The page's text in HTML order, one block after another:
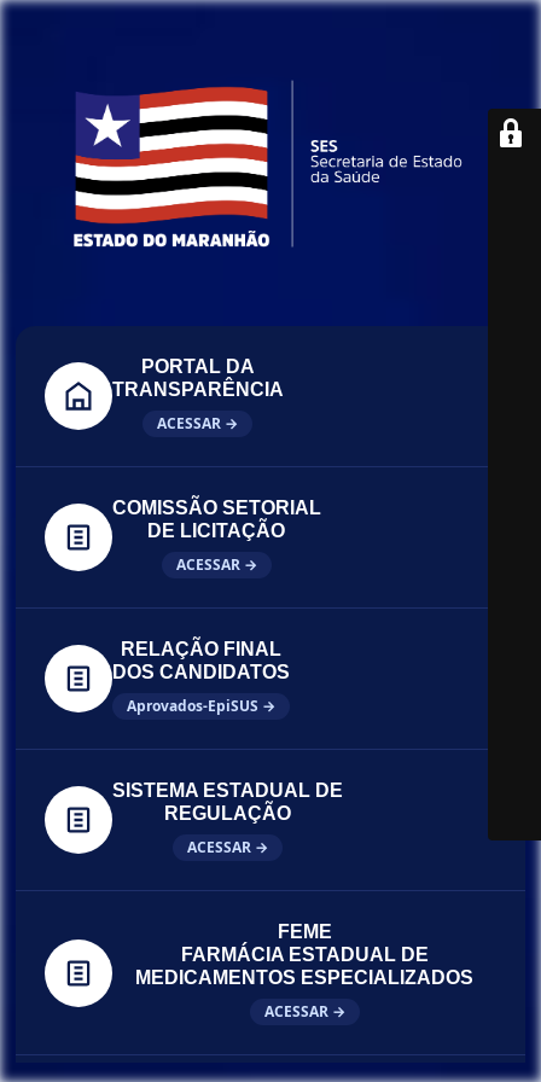
PORTAL DA
TRANSPARÊNCIA
ACESSAR →
COMISSÃO SETORIAL
DE LICITAÇÃO
ACESSAR →
RELAÇÃO FINAL
DOS CANDIDATOS
Aprovados-EpiSUS →
SISTEMA ESTADUAL DE
REGULAÇÃO
ACESSAR →
FEME
FARMÁCIA ESTADUAL DE
MEDICAMENTOS ESPECIALIZADOS
ACESSAR →